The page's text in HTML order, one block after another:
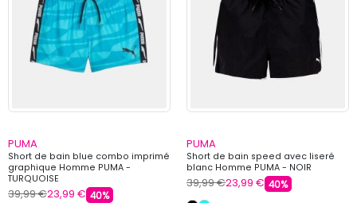
PUMA
Short de bain blue combo imprimé
graphique Homme PUMA -
TURQUOISE
39,99 €23,99 € 40%
PUMA
Short de bain speed avec liseré
blanc Homme PUMA - NOIR
39,99 €23,99 € 40%